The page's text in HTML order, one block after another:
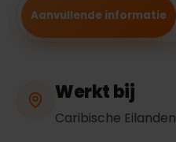
Aanvullende informatie
Werkt bij
Caribische Eilanden